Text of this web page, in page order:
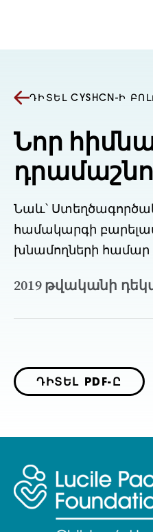
ԴԻՏԵԼ CYSHCN-Ի
Նոր
Նաև՝
համակարգի
խնամողների համար
2019 թվականի
ԴԻՏԵԼ PDF-Ը